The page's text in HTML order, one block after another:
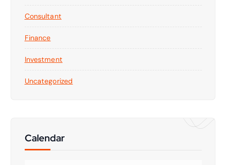
Consultant
Finance
Investment
Uncategorized
Calendar